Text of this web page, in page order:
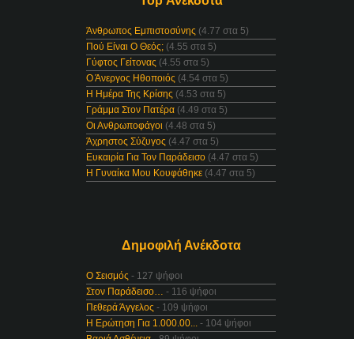
Άνθρωπος Εμπιστοσύνης (4.77 στα 5)
Πού Είναι Ο Θεός; (4.55 στα 5)
Γύφτος Γείτονας (4.55 στα 5)
Ο Άνεργος Ηθοποιός (4.54 στα 5)
Η Ημέρα Της Κρίσης (4.53 στα 5)
Γράμμα Στον Πατέρα (4.49 στα 5)
Οι Ανθρωποφάγοι (4.48 στα 5)
Άχρηστος Σύζυγος (4.47 στα 5)
Ευκαιρία Για Τον Παράδεισο (4.47 στα 5)
Η Γυναίκα Μου Κουφάθηκε (4.47 στα 5)
Δημοφιλή Ανέκδοτα
Ο Σεισμός - 127 ψήφοι
Στον Παράδεισο… - 116 ψήφοι
Πεθερά Άγγελος - 109 ψήφοι
Η Ερώτηση Για 1.000.00... - 104 ψήφοι